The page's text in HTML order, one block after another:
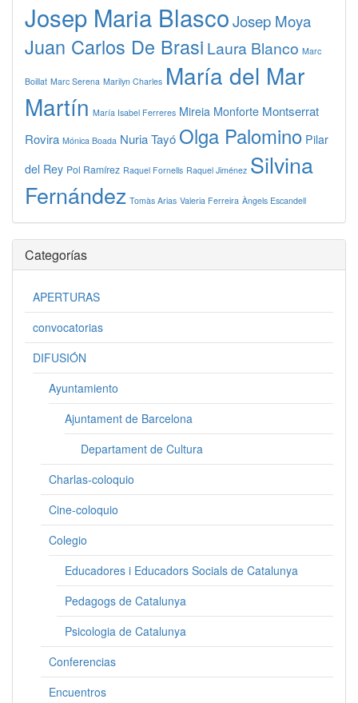
Josep Maria BlascoJosep Moya
Juan Carlos De Brasi Laura Blanco Marc
Boillat Marc Serena Marilyn Charles María del Mar
Martín María Isabel Ferreres Mireia Monforte Montserrat
Rovira Mónica Boada Nuria Tayó Olga Palomino Pilar
del Rey Pol Ramírez Raquel Fornells Raquel Jiménez Silvina
Fernández Tomàs Arias Valeria Ferreira Àngels Escandell
Categorías
APERTURAS
convocatorias
DIFUSIÓN
Ayuntamiento
Ajuntament de Barcelona
Departament de Cultura
Charlas-coloquio
Cine-coloquio
Colegio
Educadores i Educadors Socials de Catalunya
Pedagogs de Catalunya
Psicologia de Catalunya
Conferencias
Encuentros